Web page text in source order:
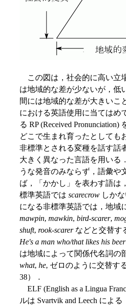
この図は，社会的に高い立
は地域的な差が少ないが，低
間には地域的な差が大きいこ
における英語使用に当てはめ
る RP (Received
どこで生まれ育ったとしても
非標準とされる変種を話す話
大きく異なった言語を用いる
うな発音のみならず，語彙や
ば，「かかし」を表わす語は
標準英語では scarecrow しか
になる非標準英語では，地域
mawpin, mawkin, bird-scarer,
shuft, rook-scarerなどと交替す
He's a man who/that likes his beer
は地域によって関係代名詞の
what, he, ゼロのように交替す
38）．
ELF (English as a Lingua
ルは Svartvik and Leech によ